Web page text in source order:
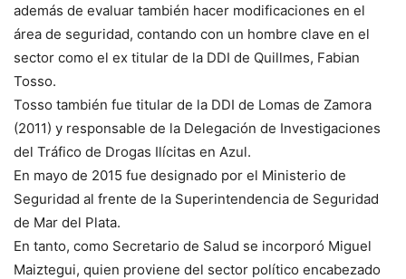
además de evaluar también hacer modificaciones en el
área de seguridad, contando con un hombre clave en el
sector como el ex titular de la DDI de Quillmes, Fabian
Tosso.
Tosso también fue titular de la DDI de Lomas de Zamora
(2011) y responsable de la Delegación de Investigaciones
del Tráfico de Drogas Ilícitas en Azul.
En mayo de 2015 fue designado por el Ministerio de
Seguridad al frente de la Superintendencia de Seguridad
de Mar del Plata.
En tanto, como Secretario de Salud se incorporó Miguel
Maiztegui, quien proviene del sector político encabezado